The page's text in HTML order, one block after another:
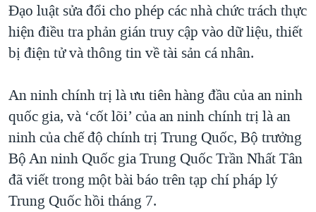
Đạo luật sửa đổi cho phép các nhà chức trách thực
hiện điều tra phản gián truy cập vào dữ liệu, thiết
bị điện tử và thông tin về tài sản cá nhân.
An ninh chính trị là ưu tiên hàng đầu của an ninh
quốc gia, và ‘cốt lõi’ của an ninh chính trị là an
ninh của chế độ chính trị Trung Quốc, Bộ trưởng
Bộ An ninh Quốc gia Trung Quốc Trần Nhất Tân
đã viết trong một bài báo trên tạp chí pháp lý
Trung Quốc hồi tháng 7.